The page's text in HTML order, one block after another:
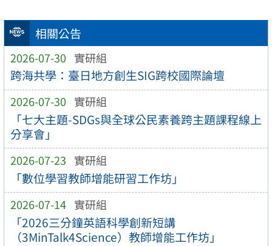
相關公告
2026-07-30 實研組
跨海共學：臺日地方創生SIG跨校國際論壇
2026-07-30 實研組
「七大主題-SDGs與全球公民素養跨主題課程線上
分享會」
2026-07-23 實研組
「數位學習教師增能研習工作坊」
2026-07-14 實研組
「2026三分鐘英語科學創新短講
（3MinTalk4Science）教師增能工作坊」